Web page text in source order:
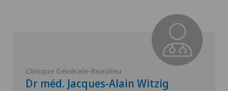
Clinique Générale-Beaulieu
Dr méd. Jacques-Alain Witzig